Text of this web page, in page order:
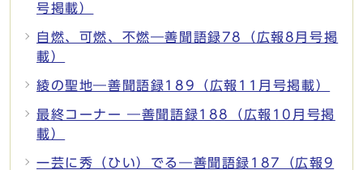
号掲載）
自燃、可燃、不燃―善聞語録78（広報8月号掲
載）
綾の聖地―善聞語録189（広報11月号掲載）
最終コーナー ―善聞語録188（広報10月号掲
載）
一芸に秀（ひい）でる―善聞語録187（広報9